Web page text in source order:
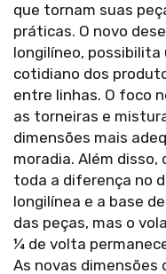
que tornam suas
práticas. O novo
longilíneo, possibilita
cotidiano dos
entre linhas. O foco
as torneiras e
dimensões mais
moradia. Além
toda a diferença no
longilínea e a base
das peças, mas o
¼ de volta
As novas dimensões